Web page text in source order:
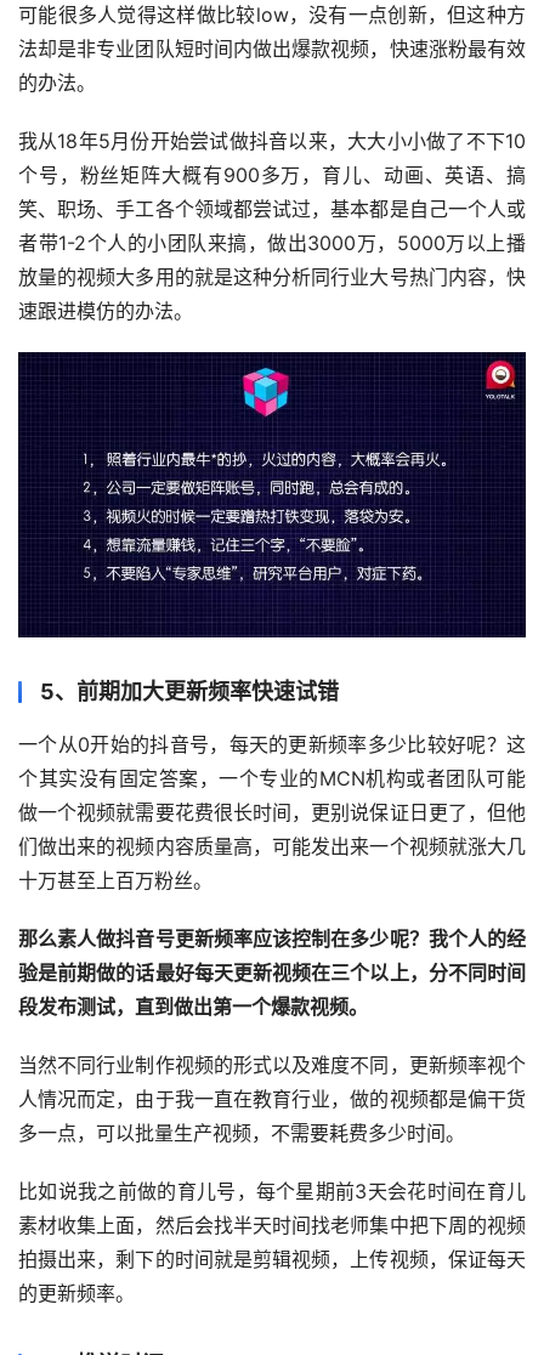
可能很多人觉得这样做比较low，没有一点创新，但这种方
法却是非专业团队短时间内做出爆款视频，快速涨粉最有效
的办法。
我从18年5月份开始尝试做抖音以来，大大小小做了不下10
个号，粉丝矩阵大概有900多万，育儿、动画、英语、搞
笑、职场、手工各个领域都尝试过，基本都是自己一个人或
者带1-2个人的小团队来搞，做出3000万，5000万以上播
放量的视频大多用的就是这种分析同行业大号热门内容，快
速跟进模仿的办法。
5、前期加大更新频率快速试错
一个从0开始的抖音号，每天的更新频率多少比较好呢？这
个其实没有固定答案，一个专业的MCN机构或者团队可能
做一个视频就需要花费很长时间，更别说保证日更了，但他
们做出来的视频内容质量高，可能发出来一个视频就涨大几
十万甚至上百万粉丝。
那么素人做抖音号更新频率应该控制在多少呢？我个人的经
验是前期做的话最好每天更新视频在三个以上，分不同时间
段发布测试，直到做出第一个爆款视频。
当然不同行业制作视频的形式以及难度不同，更新频率视个
人情况而定，由于我一直在教育行业，做的视频都是偏干货
多一点，可以批量生产视频，不需要耗费多少时间。
比如说我之前做的育儿号，每个星期前3天会花时间在育儿
素材收集上面，然后会找半天时间找老师集中把下周的视频
拍摄出来，剩下的时间就是剪辑视频，上传视频，保证每天
的更新频率。